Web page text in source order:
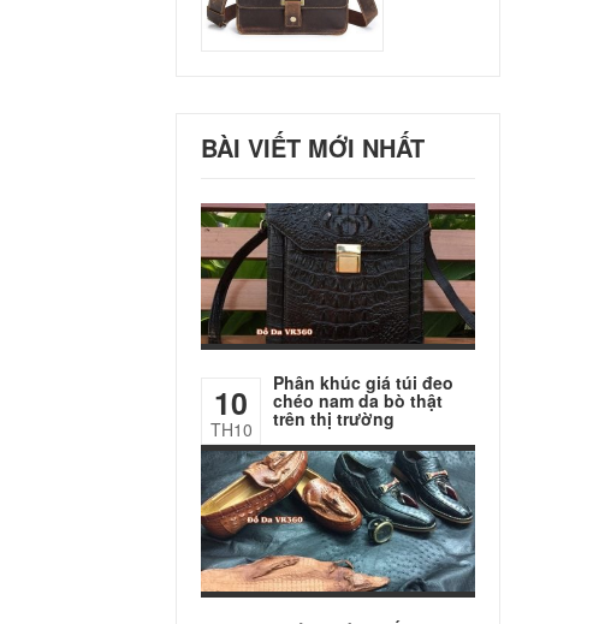
BÀI VIẾT MỚI NHẤT
10
TH10
Phân khúc giá túi đeo
chéo nam da bò thật
trên thị trường